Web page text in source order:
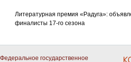
Литературная премия «Радуга»:
финалисты 17-го сезона
Федеральное государственное